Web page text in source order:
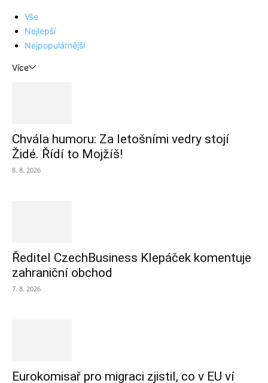
Vše
Nejlepší
Nejpopulárnější
Více
Chvála humoru: Za letošními vedry stojí
Židé. Řídí to Mojžíš!
8. 8. 2026
Ředitel CzechBusiness Klepáček komentuje
zahraniční obchod
7. 8. 2026
Eurokomisař pro migraci zjistil, co v EU ví